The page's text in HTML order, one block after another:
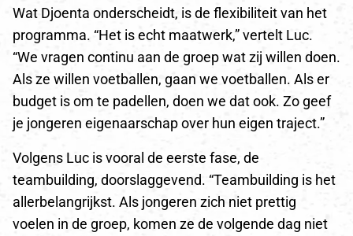
Wat Djoenta onderscheidt, is de flexibiliteit van het
programma. “Het is echt maatwerk,” vertelt Luc.
“We vragen continu aan de groep wat zij willen doen.
Als ze willen voetballen, gaan we voetballen. Als er
budget is om te padellen, doen we dat ook. Zo geef
je jongeren eigenaarschap over hun eigen traject.”
Volgens Luc is vooral de eerste fase, de
teambuilding, doorslaggevend. “Teambuilding is het
allerbelangrijkst. Als jongeren zich niet prettig
voelen in de groep, komen ze de volgende dag niet